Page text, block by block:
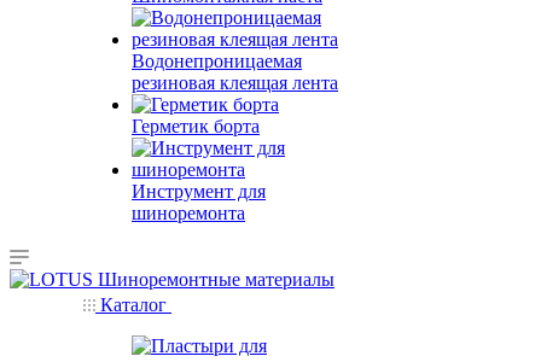
Водонепроницаемая
резиновая клеящая лента
Герметик борта
Инструмент для
шиноремонта
Каталог